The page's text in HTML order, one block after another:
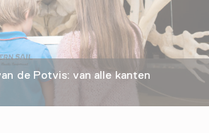
de Potvis: van alle kanten